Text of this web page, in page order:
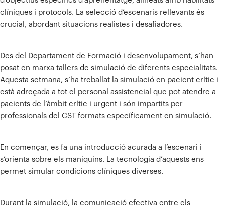
clíniques i protocols. La selecció d’escenaris rellevants és
crucial, abordant situacions realistes i desafiadores.
Des del Departament de Formació i desenvolupament, s’han
posat en marxa tallers de simulació de diferents especialitats.
Aquesta setmana, s’ha treballat la simulació en pacient crític i
està adreçada a tot el personal assistencial que pot atendre a
pacients de l’àmbit crític i urgent i són impartits per
professionals del CST formats específicament en simulació.
En començar, es fa una introducció acurada a l’escenari i
s’orienta sobre els maniquins. La tecnologia d’aquests ens
permet simular condicions clíniques diverses.
Durant la simulació, la comunicació efectiva entre els